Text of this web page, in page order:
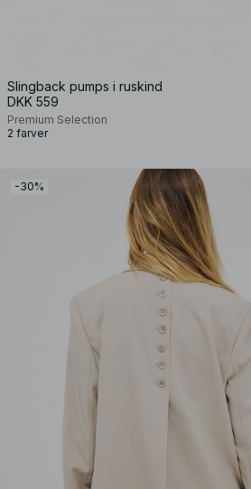
Slingback pumps i ruskind
DKK 559
Premium Selection
2 farver
-30%